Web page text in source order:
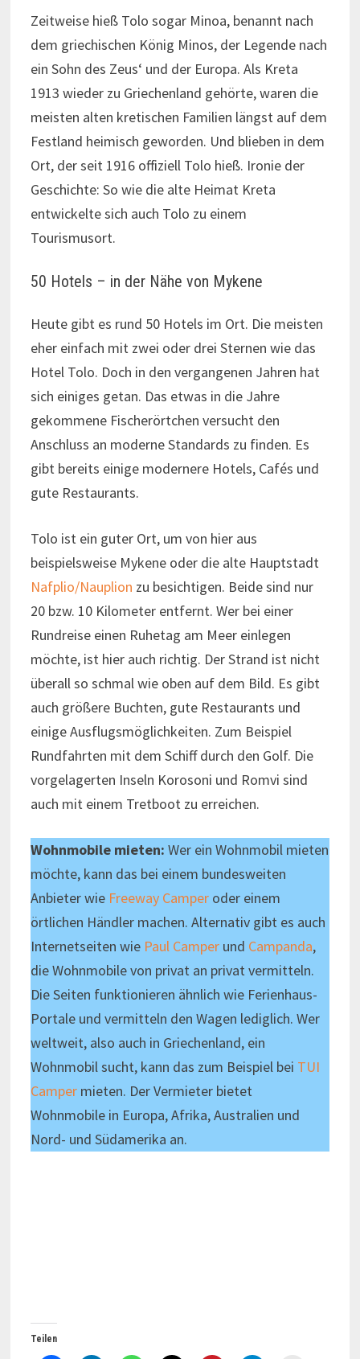
Zeitweise hieß Tolo sogar Minoa, benannt nach
dem griechischen König Minos, der Legende nach
ein Sohn des Zeus‘ und der Europa. Als Kreta
1913 wieder zu Griechenland gehörte, waren die
meisten alten kretischen Familien längst auf dem
Festland heimisch geworden. Und blieben in dem
Ort, der seit 1916 offiziell Tolo hieß. Ironie der
Geschichte: So wie die alte Heimat Kreta
entwickelte sich auch Tolo zu einem
Tourismusort.
50 Hotels – in der Nähe von Mykene
Heute gibt es rund 50 Hotels im Ort. Die meisten
eher einfach mit zwei oder drei Sternen wie das
Hotel Tolo. Doch in den vergangenen Jahren hat
sich einiges getan. Das etwas in die Jahre
gekommene Fischerörtchen versucht den
Anschluss an moderne Standards zu finden. Es
gibt bereits einige modernere Hotels, Cafés und
gute Restaurants.
Tolo ist ein guter Ort, um von hier aus
beispielsweise Mykene oder die alte Hauptstadt
Nafplio/Nauplion zu besichtigen. Beide sind nur
20 bzw. 10 Kilometer entfernt. Wer bei einer
Rundreise einen Ruhetag am Meer einlegen
möchte, ist hier auch richtig. Der Strand ist nicht
überall so schmal wie oben auf dem Bild. Es gibt
auch größere Buchten, gute Restaurants und
einige Ausflugsmöglichkeiten. Zum Beispiel
Rundfahrten mit dem Schiff durch den Golf. Die
vorgelagerten Inseln Korosoni und Romvi sind
auch mit einem Tretboot zu erreichen.
Wohnmobile mieten: Wer ein Wohnmobil mieten
möchte, kann das bei einem bundesweiten
Anbieter wie Freeway Camperoder einem
örtlichen Händler machen. Alternativ gibt es auch
Internetseiten wie Paul Camperund Campanda,
die Wohnmobile von privat an privat vermitteln.
Die Seiten funktionieren ähnlich wie Ferienhaus-
Portale und vermitteln den Wagen lediglich. Wer
weltweit, also auch in Griechenland, ein
Wohnmobil sucht, kann das zum Beispiel bei TUI
Campermieten. Der Vermieter bietet
Wohnmobile in Europa, Afrika, Australien und
Nord- und Südamerika an.
Teilen